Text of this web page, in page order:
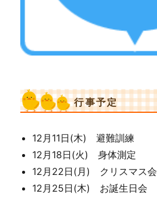
行事予定
12月11日(木) 避難訓練
12月18日(火) 身体測定
12月22日(月) クリスマス会
12月25日(木) お誕生日会